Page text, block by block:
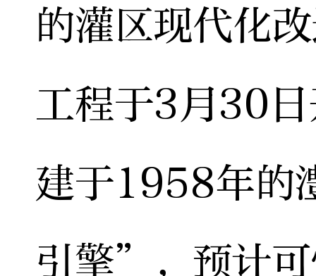
的灌区现代化
工程于3月30
建于1958年的
引擎”，预计